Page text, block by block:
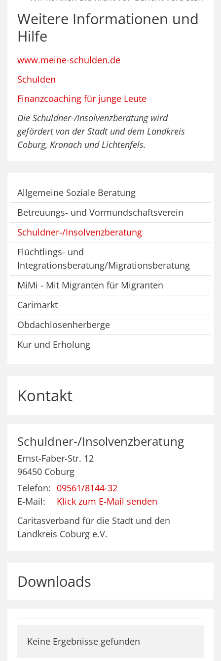
Weitere Informationen und
Hilfe
www.meine-schulden.de
Schulden
Finanzcoaching für junge Leute
Die Schuldner-/Insolvenzberatung wird
gefördert von der Stadt und dem Landkreis
Coburg, Kronach und Lichtenfels.
Allgemeine Soziale Beratung
Betreuungs- und Vormundschaftsverein
Schuldner-/Insolvenzberatung
Flüchtlings- und
Integrationsberatung/Migrationsberatung
MiMi - Mit Migranten für Migranten
Carimarkt
Obdachlosenherberge
Kur und Erholung
Kontakt
Schuldner-/Insolvenzberatung
Ernst-Faber-Str. 12
96450 Coburg
Telefon: 09561/8144-32
E-Mail:
Klick zum E-Mail senden
Caritasverband für die Stadt und den
Landkreis Coburg e.V.
Downloads
Keine Ergebnisse gefunden